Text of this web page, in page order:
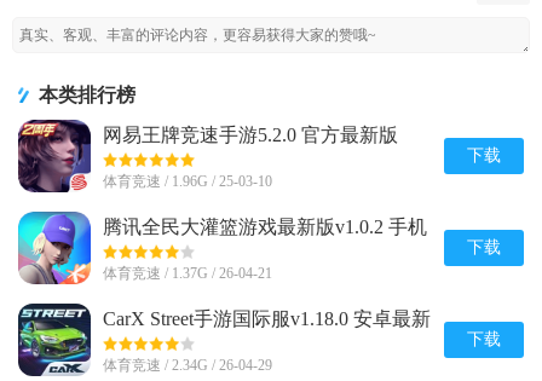
本类排行榜
网易王牌竞速手游5.2.0 官方最新版
体育竞速 / 1.96G / 25-03-10
下载
腾讯全民大灌篮游戏最新版v1.0.2 手机
官方版
体育竞速 / 1.37G / 26-04-21
下载
CarX Street手游国际服v1.18.0 安卓最新
版
体育竞速 / 2.34G / 26-04-29
下载